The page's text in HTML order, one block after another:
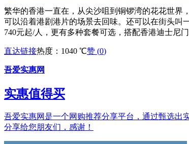
繁华的香港一直在，从尖沙咀到铜锣湾的花花世界
可以沿着港剧港片的场景去回味。还可以在街头叫
740元起/人，更有多种套餐可选，搭配香港迪士尼
直达链接热度：1040 ℃赞 (0)
吾爱实惠网
实惠值得买
吾爱实惠网是一个网购推荐分享平台，通过甄选出
分享给您朋友们，感谢！